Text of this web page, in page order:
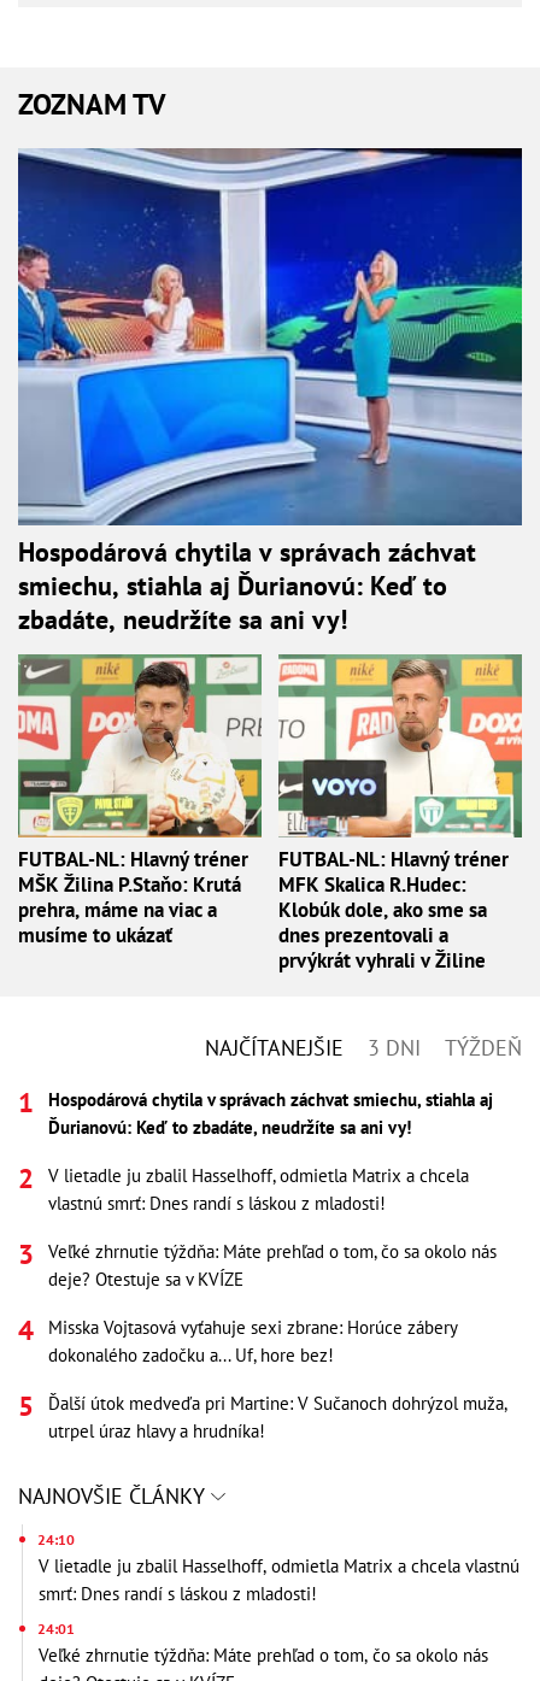
ZOZNAM TV
Hospodárová chytila v správach záchvat
smiechu, stiahla aj Ďurianovú: Keď to
zbadáte, neudržíte sa ani vy!
FUTBAL-NL: Hlavný tréner
MŠK Žilina P.Staňo: Krutá
prehra, máme na viac a
musíme to ukázať
FUTBAL-NL: Hlavný tréner
MFK Skalica R.Hudec:
Klobúk dole, ako sme sa
dnes prezentovali a
prvýkrát vyhrali v Žiline
NAJČÍTANEJŠIE 3 DNI TÝŽDEŇ
Hospodárová chytila v správach záchvat smiechu, stiahla aj
Ďurianovú: Keď to zbadáte, neudržíte sa ani vy!
V lietadle ju zbalil Hasselhoff, odmietla Matrix a chcela
vlastnú smrť: Dnes randí s láskou z mladosti!
Veľké zhrnutie týždňa: Máte prehľad o tom, čo sa okolo nás
deje? Otestuje sa v KVÍZE
Misska Vojtasová vyťahuje sexi zbrane: Horúce zábery
dokonalého zadočku a... Uf, hore bez!
Ďalší útok medveďa pri Martine: V Sučanoch dohrýzol muža,
utrpel úraz hlavy a hrudníka!
NAJNOVŠIE ČLÁNKY
24:10
V lietadle ju zbalil Hasselhoff, odmietla Matrix a chcela vlastnú
smrť: Dnes randí s láskou z mladosti!
24:01
Veľké zhrnutie týždňa: Máte prehľad o tom, čo sa okolo nás